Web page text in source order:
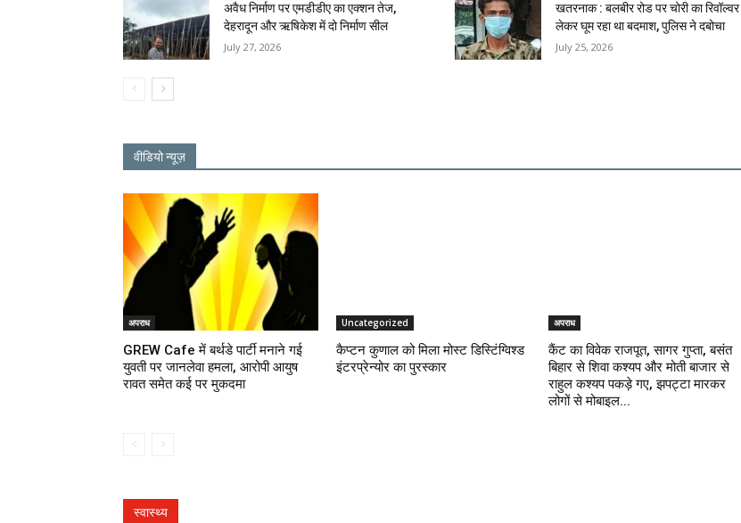
अवैध निर्माण पर एमडीडीए का एक्शन तेज,
देहरादून और ऋषिकेश में दो निर्माण सील
July 27, 2026
खतरनाक : बलबीर रोड पर चोरी का रिवॉल्वर
लेकर घूम रहा था बदमाश, पुलिस ने दबोचा
July 25, 2026
वीडियो न्यूज़
अपराध
GREW Cafe में बर्थडे पार्टी मनाने गई
युवती पर जानलेवा हमला, आरोपी आयुष
रावत समेत कई पर मुकदमा
Uncategorized
कैप्टन कुणाल को मिला मोस्ट डिस्टिंग्विश्ड
इंटरप्रेन्योर का पुरस्कार
अपराध
कैंट का विवेक राजपूत, सागर गुप्ता, बसंत
बिहार से शिवा कश्यप और मोती बाजार से
राहुल कश्यप पकड़े गए, झपट्टा मारकर
लोगों से मोबाइल...
स्वास्थ्य